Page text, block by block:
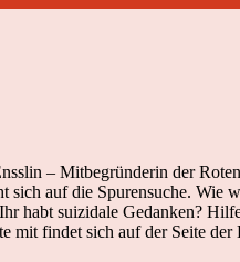
– Mitbegründerin der
auf die Spurensuche.
habt suizidale Gedanken?
mit findet sich auf der Seite